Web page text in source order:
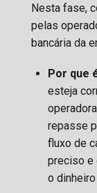
Nesta fase,
pelas
bancária da
Por que
esteja
repasse
fluxo de
preciso e
o